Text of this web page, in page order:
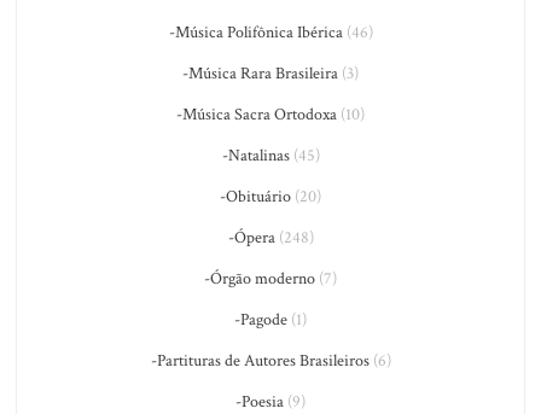
-Música Polifônica Ibérica(46)
-Música Rara Brasileira (3)
-Música Sacra Ortodoxa (10)
-Natalinas(45)
-Obituário (20)
-Ópera(248)
-Órgão moderno (7)
-Pagode (1)
-Partituras de Autores Brasileiros(6)
-Poesia (9)